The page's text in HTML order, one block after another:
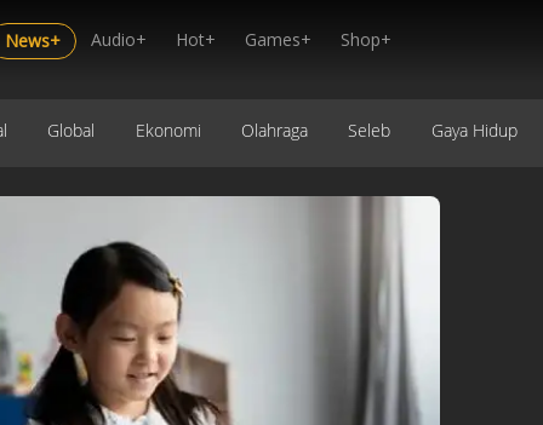
News+ Audio+ Hot+ Games+ Shop+
Global Ekonomi Olahraga Seleb Gaya Hidup